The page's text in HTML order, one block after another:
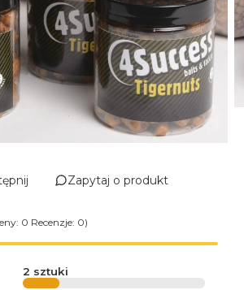
Zapytaj o produkt
0 Recenzje: 0)
2 sztuki